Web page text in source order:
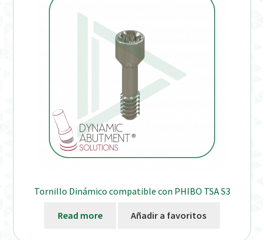
Distribuidores
Instrucciones de uso (ESP)
Instructions for Use (ENG)
On-line Store
Productos Favoritos
Tornillo Dinámico compatible con PHIBO TSA S3
Read more Añadir a favoritos